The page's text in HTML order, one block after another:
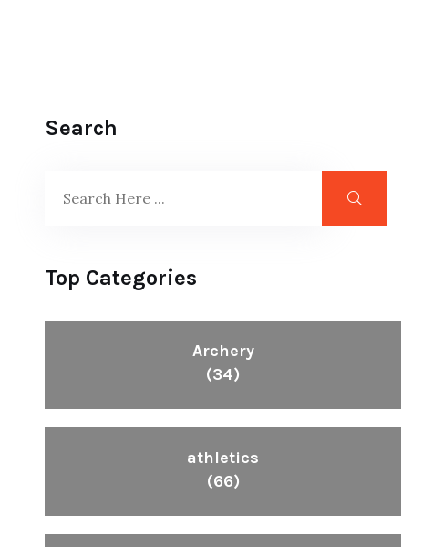
Search
Top Categories
Archery
(34)
athletics
(66)